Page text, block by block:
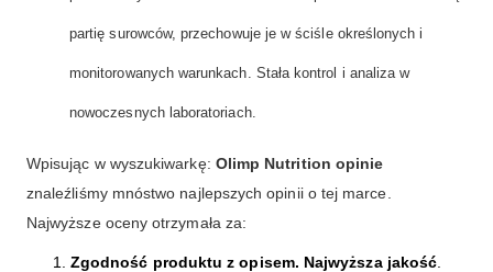
partię surowców, przechowuje je w ściśle określonych i
monitorowanych warunkach. Stała kontrol i analiza w
nowoczesnych laboratoriach.
Wpisując w wyszukiwarkę: Olimp Nutrition opinie
znaleźliśmy mnóstwo najlepszych opinii o tej marce.
Najwyższe oceny otrzymała za:
Zgodność produktu z opisem. Najwyższa jakość